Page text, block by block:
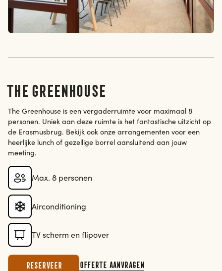
The Greenhouse
The Greenhouse is een vergaderruimte voor maximaal 8
personen. Uniek aan deze ruimte is het fantastische uitzicht op
de Erasmusbrug. Bekijk ook onze arrangementen voor een
heerlijke lunch of gezellige borrel aansluitend aan jouw
meeting.
Max. 8 personen
Airconditioning
TV scherm en flipover
Reserveer Offerte aanvragen